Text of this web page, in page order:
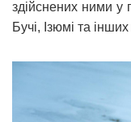
здійснених ними у
Бучі, Ізюмі та